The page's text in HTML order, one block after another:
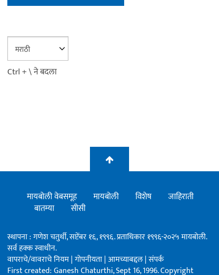
Ctrl + \ ने बदला
मायबोली वेबसमूह मायबोली विशेष
जाहिराती
बातम्या
सीसी
स्थापना : गणेश चतुर्थी, सप्टेंबर १६, १९९६. प्रताधिकार १९९६-२०२५ मायबोली.
सर्व हक्क स्वाधीन.
वापराचे/वावराचे नियम|गोपनीयता|आमच्याबद्दल|संपर्क
First created: Ganesh Chaturthi, Sept 16, 1996. Copyright